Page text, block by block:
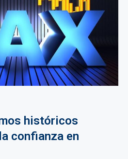
históricos
confianza en